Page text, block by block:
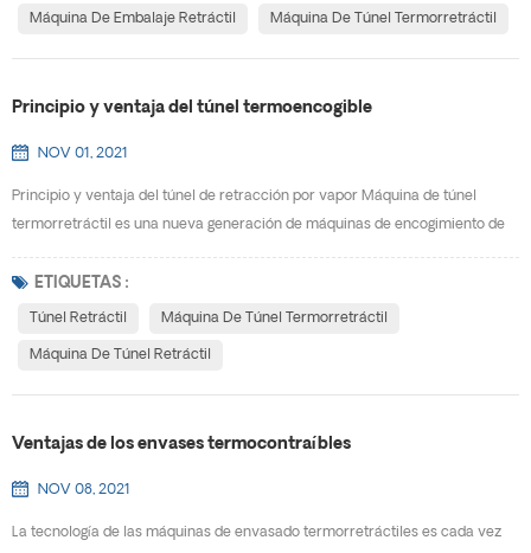
Máquina De Embalaje Retráctil Máquina De Túnel Termorretráctil
Principio y ventaja del túnel termoencogible
NOV 01, 2021
Principio y ventaja del túnel de retracción por vapor Máquina de túnel
termorretráctil es una nueva generación de máquinas de encogimiento de
mueve, se instala rápidamente y es fácil de ajustar. Puede usarse de forma
independiente o agregarse a la línea de producción. Usando la temperatura
ETIQUETAS :
Túnel Retráctil Máquina De Túnel Termorretráctil
Máquina De Túnel Retráctil
Ventajas de los envases termocontraíbles
NOV 08, 2021
La tecnología de las máquinas de envasado termorretráctiles es cada vez